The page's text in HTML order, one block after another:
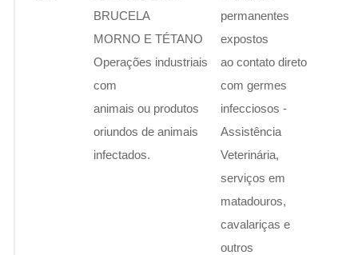
BRUCELA
MORNO E TÉTANO
Operações industriais
com
animais ou produtos
oriundos de animais
infectados.
permanentes
expostos
ao contato direto
com germes
infecciosos -
Assistência
Veterinária,
serviços em
matadouros,
cavalariças e
outros